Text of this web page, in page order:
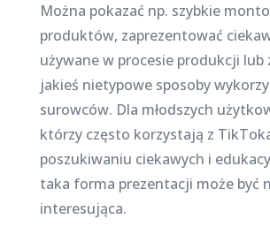
Można pokazać np. szybkie
produktów, zaprezentować
używane w procesie produkcji lub
jakieś nietypowe sposoby
surowców. Dla młodszych
którzy często korzystają z
poszukiwaniu ciekawych i
taka forma prezentacji może być
interesująca.